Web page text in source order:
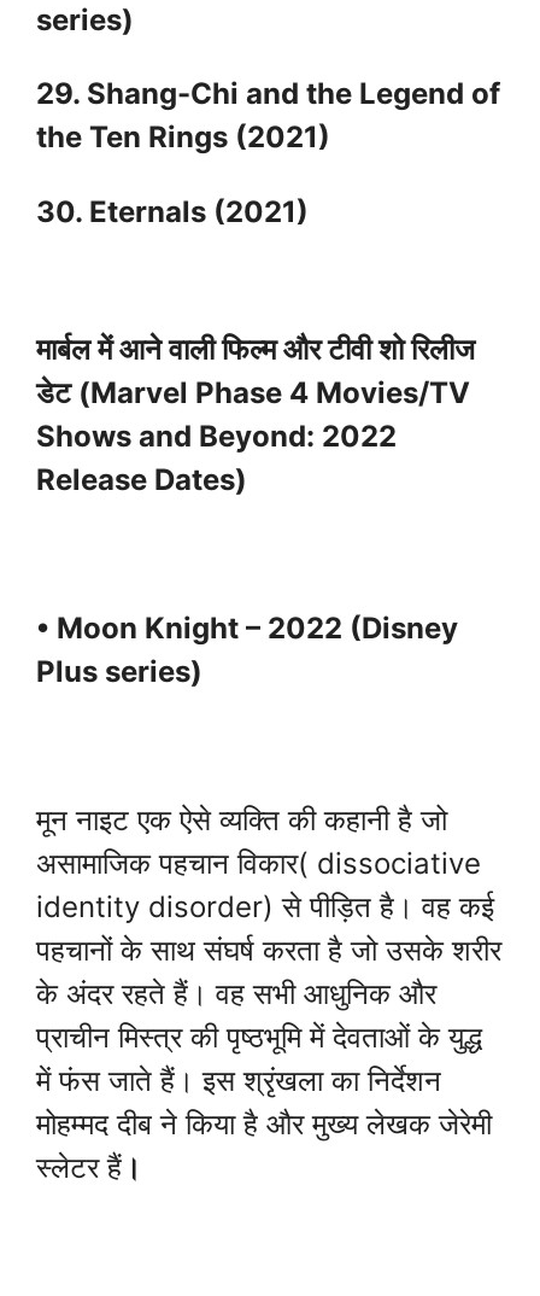
series)
29. Shang-Chi and the Legend of
the Ten Rings (2021)
30. Eternals (2021)
मार्बल में आने वाली फिल्म और टीवी शो रिलीज
डेट (Marvel Phase 4 Movies/TV
Shows and Beyond: 2022
Release Dates)
• Moon Knight – 2022 (Disney
Plus series)
मून नाइट एक ऐसे व्यक्ति की कहानी है जो
असामाजिक पहचान विकार( dissociative
identity disorder) से पीड़ित है। वह कई
पहचानों के साथ संघर्ष करता है जो उसके शरीर
के अंदर रहते हैं। वह सभी आधुनिक और
प्राचीन मिस्त्र की पृष्ठभूमि में देवताओं के युद्ध
में फंस जाते हैं। इस श्रृंखला का निर्देशन
मोहम्मद दीब ने किया है और मुख्य लेखक जेरेमी
स्लेटर हैं ।